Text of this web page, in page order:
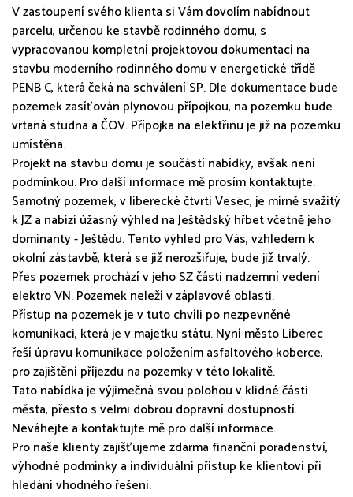
V zastoupení svého klienta si Vám dovolím nabídnout
parcelu, určenou ke stavbě rodinného domu, s
vypracovanou kompletní projektovou dokumentací na
stavbu moderního rodinného domu v energetické třídě
PENB C, která čeká na schválení SP. Dle dokumentace bude
pozemek zasíťován plynovou přípojkou, na pozemku bude
vrtaná studna a ČOV. Přípojka na elektřinu je již na pozemku
umístěna.
Projekt na stavbu domu je součástí nabídky, avšak není
podmínkou. Pro další informace mě prosím kontaktujte.
Samotný pozemek, v liberecké čtvrti Vesec, je mírně svažitý
k JZ a nabízí úžasný výhled na Ještědský hřbet včetně jeho
dominanty - Ještědu. Tento výhled pro Vás, vzhledem k
okolní zástavbě, která se již nerozšiřuje, bude již trvalý.
Přes pozemek prochází v jeho SZ části nadzemní vedení
elektro VN. Pozemek neleží v záplavové oblasti.
Přístup na pozemek je v tuto chvíli po nezpevněné
komunikaci, která je v majetku státu. Nyní město Liberec
řeší úpravu komunikace položením asfaltového koberce,
pro zajištění příjezdu na pozemky v této lokalitě.
Tato nabídka je výjimečná svou polohou v klidné části
města, přesto s velmi dobrou dopravní dostupností.
Neváhejte a kontaktujte mě pro další informace.
Pro naše klienty zajišťujeme zdarma finanční poradenství,
výhodné podmínky a individuální přístup ke klientovi při
hledání vhodného řešení.